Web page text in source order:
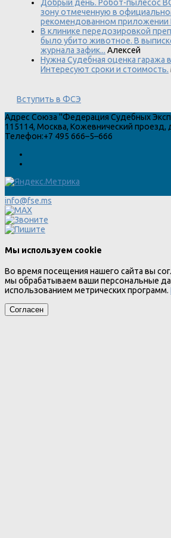
Добрый день. Робот-пылесос
зону отмеченную в
рекомендованном приложении
В клинике передозировкой
было убито животное. В
журнала зафик... Алексей
Нужна Судебная оценка гаража
Интересуют сроки и стоимость.
Вступить в ФСЭ
Адрес Союза "Федерация Судебных
115114, Москва, Кожевнический проезд,
Телефон:+7 495 666–5–666
info@fse.ms
Мы используем cookie
Во время посещения нашего сайта вы
мы обрабатываем ваши персональные
использованием метрических программ.
Согласен